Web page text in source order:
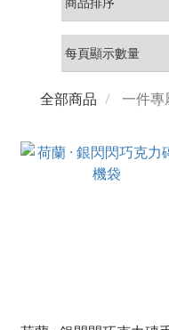
全部商品 一件專